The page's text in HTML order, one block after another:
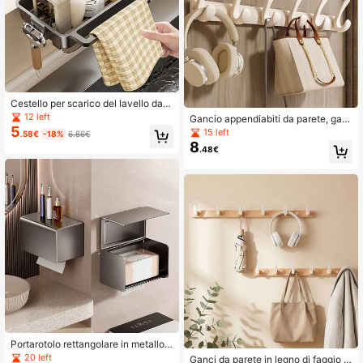
Cestello per scarico del lavello da c
ucina in ABS, portaspugna, rastrelli
era organizzativa per lavello con ga
nci
12 left
5.58€ -18% 6.86€
Portarotolo rettangolare in metallo e
alluminio per il bagno, porta rotolo d
20 left
Gancio appendiabiti da parete, gan
ci portaoggetti robusti per armadio, i
ngresso, bagno, camera da letto
15 left
8.48€
Ganci da parete in legno di faggio m